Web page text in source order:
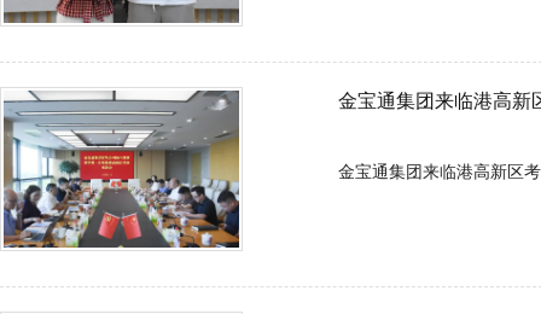
金宝通集团来临港高新
金宝通集团来临港高新区